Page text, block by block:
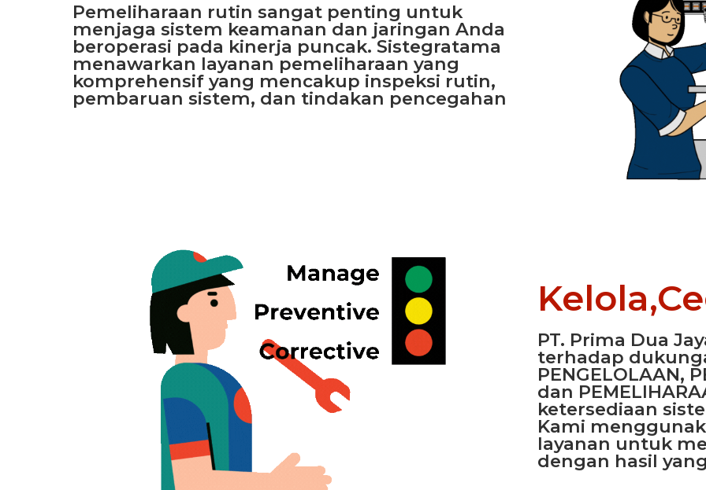
Pemeliharaan rutin sangat penting untuk
menjaga sistem keamanan dan jaringan Anda
beroperasi pada kinerja puncak. Sistegratama
menawarkan layanan pemeliharaan yang
komprehensif yang mencakup inspeksi rutin,
pembaruan sistem, dan tindakan pencegahan
PT. Prima Dua
terhadap
PENGELOLAAN,
dan
ketersediaan
Kami
layanan untuk
dengan hasil